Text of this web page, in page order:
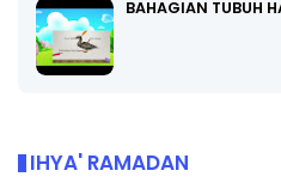
BAHAGIAN TUBUH
IHYA' RAMADAN